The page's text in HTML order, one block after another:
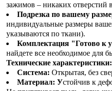
зажимов – никаких отверстий
Подрезка по вашему
индивидуальные размеры
указываются по ткани).
Комплектация "Готово к
найдете все необходимое для
Технические характеристики:
Система: Открытая, без
Материал: Устойчив к